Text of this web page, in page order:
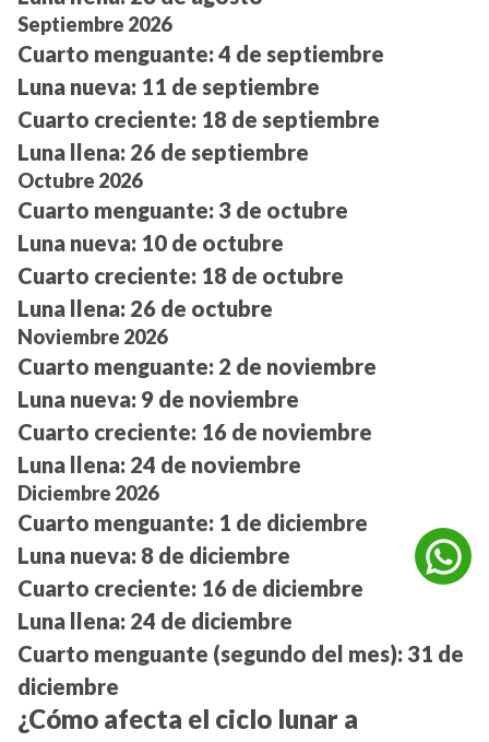
Septiembre 2026
Cuarto menguante: 4 de septiembre
Luna nueva: 11 de septiembre
Cuarto creciente: 18 de septiembre
Luna llena: 26 de septiembre
Octubre 2026
Cuarto menguante: 3 de octubre
Luna nueva: 10 de octubre
Cuarto creciente: 18 de octubre
Luna llena: 26 de octubre
Noviembre 2026
Cuarto menguante: 2 de noviembre
Luna nueva: 9 de noviembre
Cuarto creciente: 16 de noviembre
Luna llena: 24 de noviembre
Diciembre 2026
Cuarto menguante: 1 de diciembre
Luna nueva: 8 de diciembre
Cuarto creciente: 16 de diciembre
Luna llena: 24 de diciembre
Cuarto menguante (segundo del mes): 31 de
diciembre
¿Cómo afecta el ciclo lunar a